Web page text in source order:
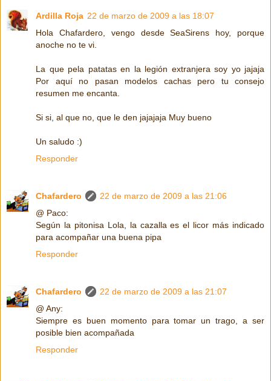
Ardilla Roja 22 de marzo de 2009 a las 18:07
Hola Chafardero, vengo desde SeaSirens hoy, porque
anoche no te vi.
La que pela patatas en la legión extranjera soy yo jajaja
Por aquí no pasan modelos cachas pero tu consejo
resumen me encanta.
Si si, al que no, que le den jajajaja Muy bueno
Un saludo :)
Responder
Chafardero
22 de marzo de 2009 a las 21:06
@ Paco:
Según la pitonisa Lola, la cazalla es el licor más indicado
para acompañar una buena pipa
Responder
Chafardero
22 de marzo de 2009 a las 21:07
@ Any:
Siempre es buen momento para tomar un trago, a ser
posible bien acompañada
Responder